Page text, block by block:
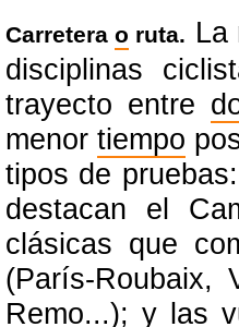
Carreterao ruta. La
disciplinas
trayecto entre
menortiempo
tipos de
destacan el
clásicas que
(París-Roubaix,
Remo...); ylas